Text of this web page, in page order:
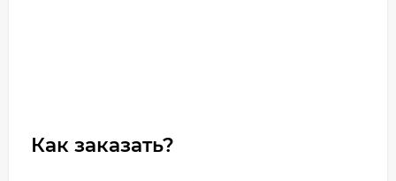
Как заказать?